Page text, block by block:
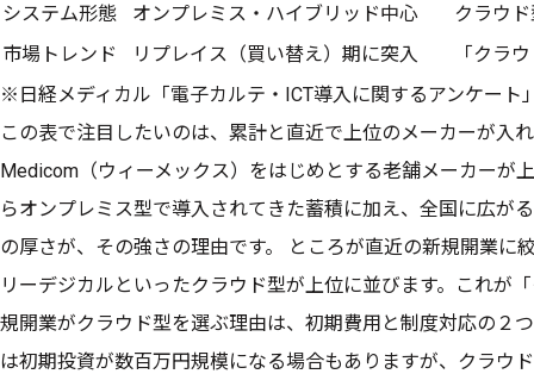
システム形態
オンプレミス・ハイブリッド中心
クラウ
市場トレンド
リプレイス（買い替え）期に突入
「クラ
※日経メディカル「電子カルテ・ICT導入に関するアンケート
この表で注目したいのは、累計と直近で上位のメーカーが入
Medicom（ウィーメックス）をはじめとする老舗メーカーが
らオンプレミス型で導入されてきた蓄積に加え、全国に広が
の厚さが、その強さの理由です。 ところが直近の新規開業に
リーデジカルといったクラウド型が上位に並びます。これが
規開業がクラウド型を選ぶ理由は、初期費用と制度対応の２
は初期投資が数百万円規模になる場合もありますが、クラウ